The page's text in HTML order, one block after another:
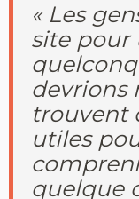
« Les
site pour
devrions
trouvent
utiles
quelque